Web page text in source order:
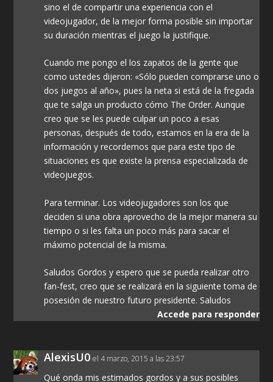
sino el de compartir una experiencia con el
videojugador, de la mejor forma posible sin importar
su duración mientras el juego la justifique.
Cuando me pongo el los zapatos de la gente que
como ustedes dijeron: «Sólo pueden comprarse uno o
dos juegos al año», pues la neta si está de la fregada
que te salga un producto cómo The Order. Aunque
creo que se les puede culpar un poco a esas
personas, después de todo, estamos en la era de la
información y recordemos que para este tipo de
situaciones es que existe la prensa especializada de
videojuegos.
Para terminar. Los videojugadores son los que
deciden si una obra aprovecho de la mejor manera su
tiempo o si les falta un poco más para sacar el
máximo potencial de la misma.
Saludos Gordos y espero que se pueda realizar otro
fan-fest, creo que se realizará en la siguiente toma de
posesión de nuestro futuro presidente. Saludos
Accede para responder
AlexisU0 el 4 marzo, 2015 a las 23:57
Qué onda mis estimados gordos y a sus posibles